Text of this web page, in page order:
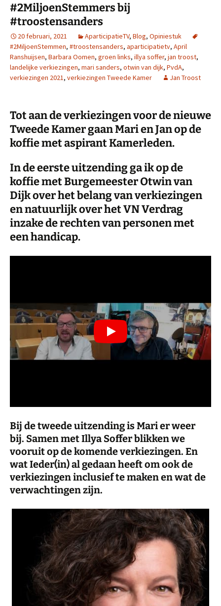
#2MiljoenStemmers bij
#troostensanders
20 februari, 2021 AparticipatieTV, Blog, Opiniestuk
#2MiljoenStemmen, #troostensanders, aparticipatietv, April
Ranshuijsen, Barbara Oomen, groen links, illya soffer, jan troost,
landelijke verkiezingen, mari sanders, otwin van dijk, PvdA,
verkiezingen 2021, verkiezingen Tweede Kamer Jan Troost
Tot aan de verkiezingen voor de nieuwe
Tweede Kamer gaan Mari en Jan op de
koffie met aspirant Kamerleden.
In de eerste uitzending ga ik op de
koffie met Burgemeester Otwin van
Dijk over het belang van verkiezingen
en natuurlijk over het VN Verdrag
inzake de rechten van personen met
een handicap.
Bij de tweede uitzending is Mari er weer
bij. Samen met Illya Soffer blikken we
vooruit op de komende verkiezingen. En
wat Ieder(in) al gedaan heeft om ook de
verkiezingen inclusief te maken en wat de
verwachtingen zijn.